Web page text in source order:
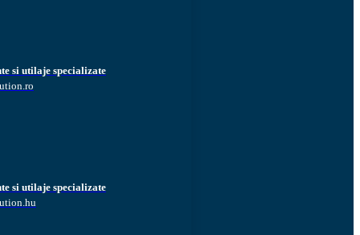
si utilaje specializate
si utilaje specializate